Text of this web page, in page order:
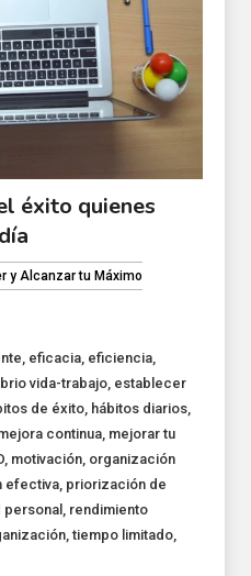
éxito quienes
y Alcanzar tu Máximo
eficacia, eficiencia,
vida-trabajo, establecer
de éxito, hábitos diarios,
continua, mejorar tu
, motivación, organización
efectiva, priorización de
personal, rendimiento
,tiempo limitado,